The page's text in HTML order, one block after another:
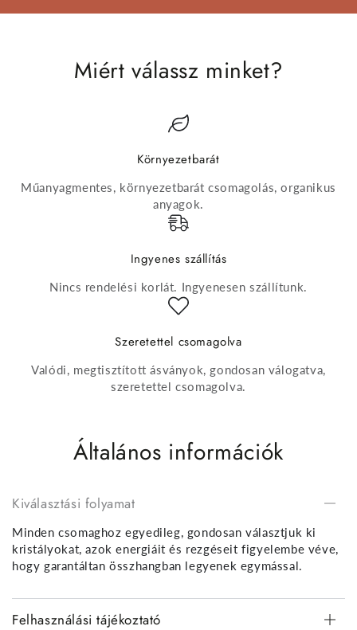
Miért válassz minket?
Környezetbarát
Műanyagmentes, környezetbarát csomagolás, organikus
anyagok.
Ingyenes szállítás
Nincs rendelési korlát. Ingyenesen szállítunk.
Szeretettel csomagolva
Valódi, megtisztított ásványok, gondosan válogatva,
szeretettel csomagolva.
Általános információk
Kiválasztási folyamat
Minden csomaghoz egyedileg, gondosan választjuk ki
kristályokat, azok energiáit és rezgéseit figyelembe véve,
hogy garantáltan összhangban legyenek egymással.
Felhasználási tájékoztató